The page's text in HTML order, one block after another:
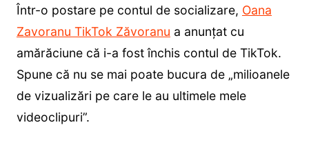
Într-o postare pe contul de socializare, Oana
Zavoranu TikTok Zăvoranu a anunțat cu
amărăciune că i-a fost închis contul de TikTok.
Spune că nu se mai poate bucura de „milioanele
de vizualizări pe care le au ultimele mele
videoclipuri”.